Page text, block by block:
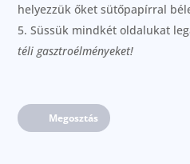
helyezzük őket sütőpapírral
Süssük mindkét oldalukat
téli gasztroélményeket!
Megosztás